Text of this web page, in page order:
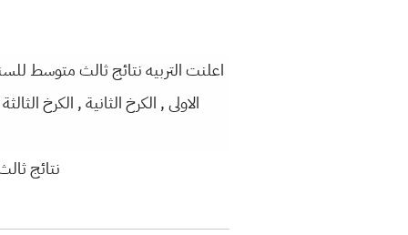
الاولى , الكرخ الثانية , الكرخ
نتائج ثالث المتوسط